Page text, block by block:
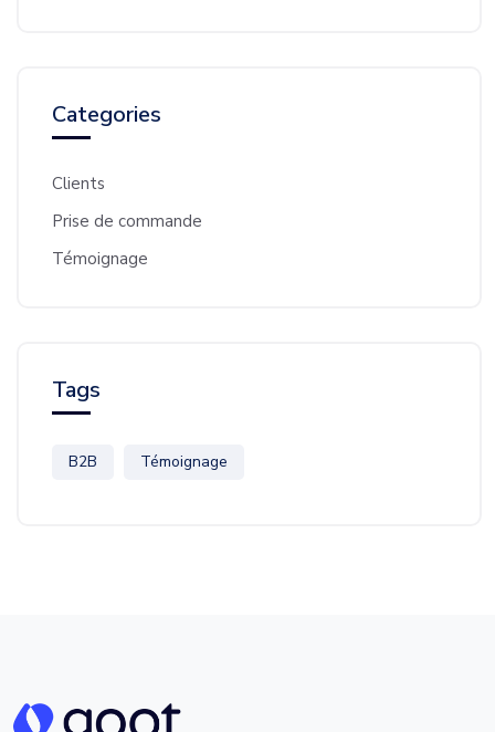
Categories
Clients
Prise de commande
Témoignage
Tags
B2B Témoignage